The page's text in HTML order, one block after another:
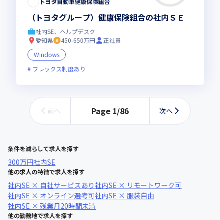
（トヨタグループ）健康保険組合の社内ＳＥ
社内SE、ヘルプデスク
愛知県
450-650万円
正社員
Windows
フレックス制度あり
前へ Page 1/86 次へ
条件を減らして求人を探す
300万円社内SE
他の求人の特徴で求人を探す
社内SE × 自社サービスあり社内SE × リモートワーク可
社内SE × オンライン選考可社内SE × 服装自由
社内SE × 残業月20時間未満
他の勤務地で求人を探す